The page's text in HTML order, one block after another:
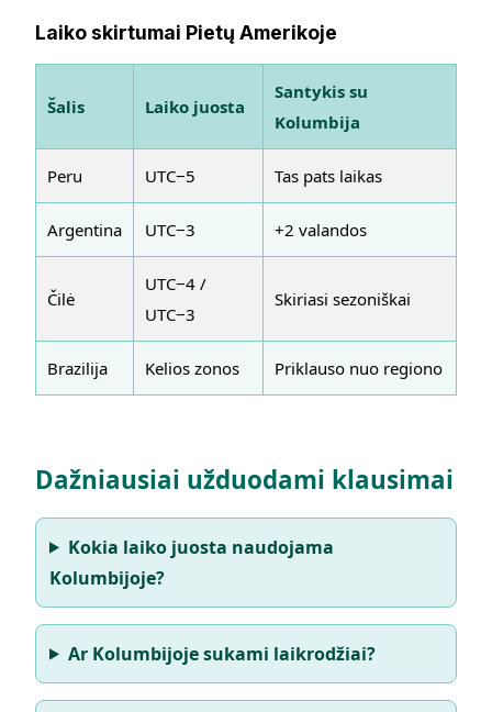
Laiko skirtumai Pietų Amerikoje
Šalis Laiko juosta
Santykis su
Kolumbija
Peru UTC−5 Tas pats laikas
Argentina UTC−3 +2 valandos
Čilė
UTC−4 /
UTC−3
Skiriasi sezoniškai
Brazilija Kelios zonos Priklauso nuo regiono
Dažniausiai užduodami klausimai
Kokia laiko juosta naudojama
Kolumbijoje?
Ar Kolumbijoje sukami laikrodžiai?